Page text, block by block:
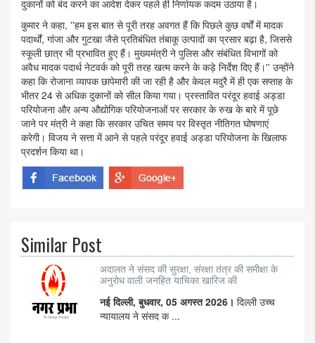
दुकानों को बंद करने का आदेश देकर पहले ही निर्णायक कदम उठाया है।
कुमार ने कहा, ''हम इस बात से पूरी तरह अवगत हैं कि पिछले कुछ वर्षों में मादक
पदार्थों, गांजा और गुटखा जैसे प्रतिबंधित तंबाकू उत्पादों का प्रसार बढ़ा है, जिससे
स्कूली छात्र भी प्रभावित हुए हैं। मुख्यमंत्री ने पुलिस और संबंधित विभागों को
अवैध मादक पदार्थ नेटवर्क को पूरी तरह खत्म करने के कड़े निर्देश दिए हैं।'' उन्होंने
कहा कि रोजाना व्यापक छापेमारी की जा रही है और केवल मदुरै में ही एक सप्ताह के
भीतर 24 से अधिक दुकानों को सील किया गया। प्रस्तावित परंदूर हवाई अड्डा
परियोजना और अन्य औद्योगिक परियोजनाओं पर सरकार के रुख के बारे में पूछे
जाने पर मंत्री ने कहा कि सरकार उचित समय पर विस्तृत नीतिगत घोषणाएं
करेगी। विजय ने सत्ता में आने से पहले परंदूर हवाई अड्डा परियोजना के खिलाफ
प्रदर्शन किया था।
Similar Post
अदालत ने संसद की सुरक्षा, संरक्षा तंत्र की समीक्षा के
अनुरोध वाली जनहित याचिका खारिज की
नई दिल्ली, बुधवार, 05 अगस्त 2026। दिल्ली उच्च
न्यायालय ने संसद क ...